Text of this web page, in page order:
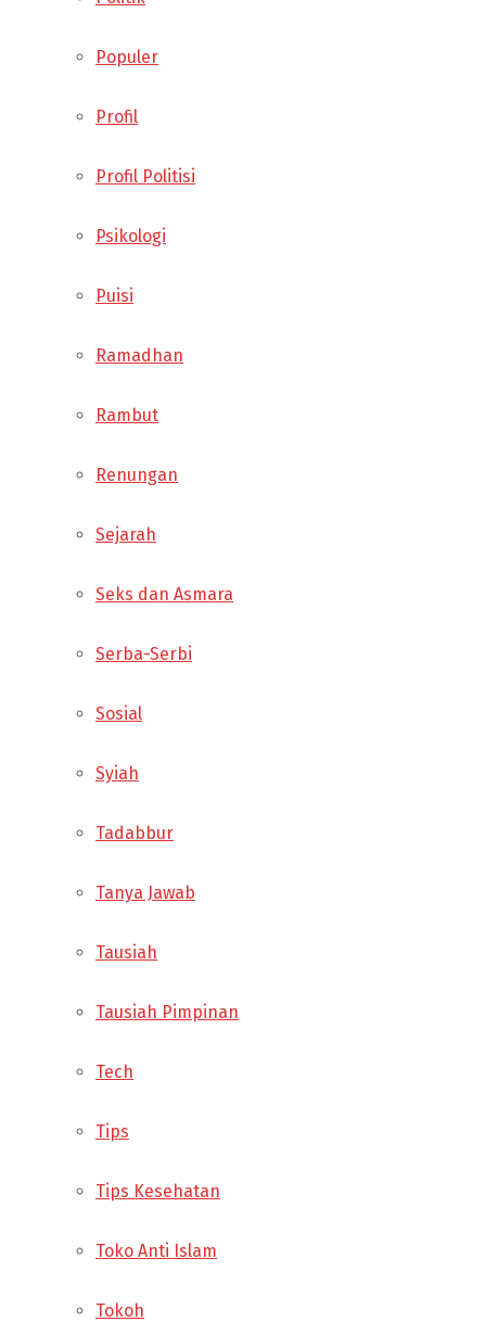
Populer
Profil
Profil Politisi
Psikologi
Puisi
Ramadhan
Rambut
Renungan
Sejarah
Seks dan Asmara
Serba-Serbi
Sosial
Syiah
Tadabbur
Tanya Jawab
Tausiah
Tausiah Pimpinan
Tech
Tips
Tips Kesehatan
Toko Anti Islam
Tokoh